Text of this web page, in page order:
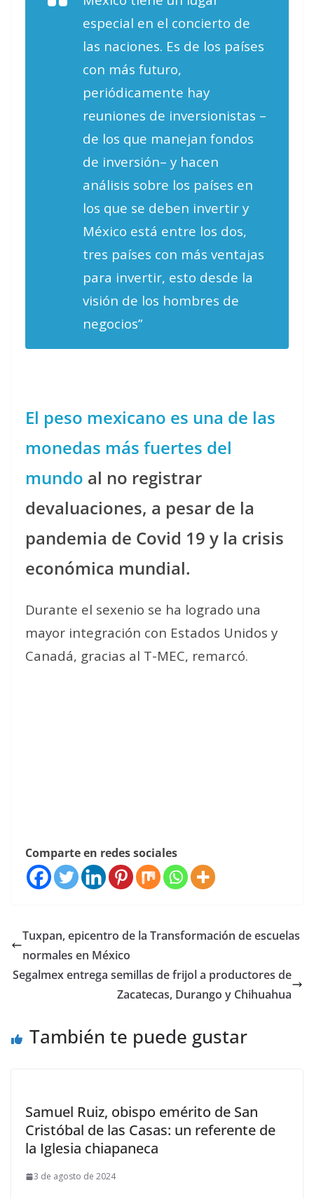
especial en el concierto de
las naciones. Es de los países
con más futuro,
periódicamente hay
reuniones de inversionistas –
de los que manejan fondos
de inversión– y hacen
análisis sobre los países en
los que se deben invertir y
México está entre los dos,
tres países con más ventajas
para invertir, esto desde la
visión de los hombres de
negocios”
El peso mexicano es una de las
monedas más fuertes del
mundo al no registrar
devaluaciones, a pesar de la
pandemia de Covid 19 y la crisis
económica mundial.
Durante el sexenio se ha logrado una
mayor integración con Estados Unidos y
Canadá, gracias al T-MEC, remarcó.
Comparte en redes sociales
Tuxpan, epicentro de la Transformación de escuelas
normales en México
Segalmex entrega semillas de frijol a productores de
Zacatecas, Durango y Chihuahua
También te puede gustar
Samuel Ruiz, obispo emérito de San
Cristóbal de las Casas: un referente de
la Iglesia chiapaneca
3 de agosto de 2024